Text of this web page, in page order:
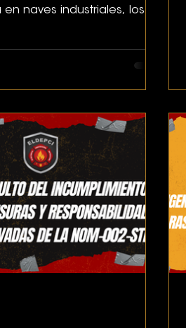
en naves industriales, los